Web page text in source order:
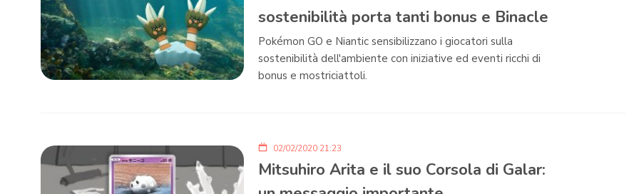
sostenibilità porta tanti bonus e Binacle
Pokémon GO e Niantic sensibilizzano i giocatori sulla
sostenibilità dell'ambiente con iniziative ed eventi ricchi di
bonus e mostriciattoli.
02/02/2020 21:23
Mitsuhiro Arita e il suo Corsola di Galar: